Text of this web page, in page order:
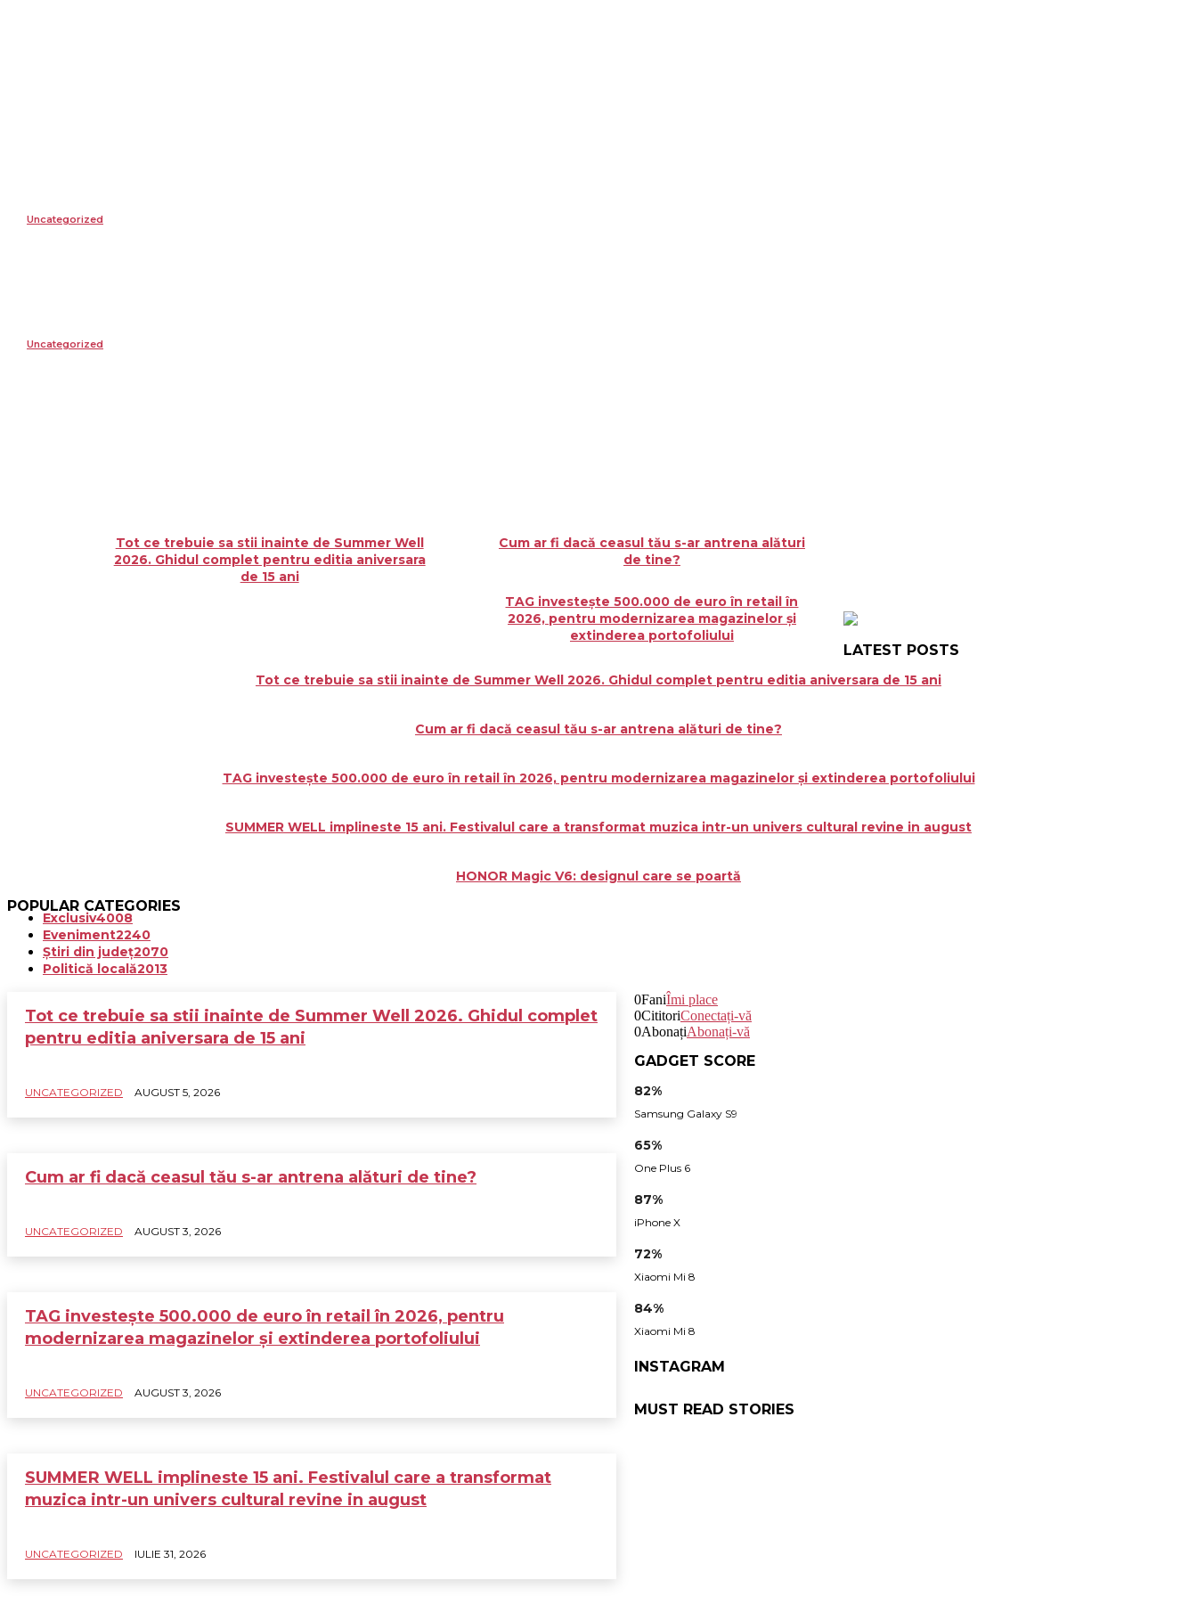
Uncategorized
Uncategorized
Tot ce trebuie sa stii inainte de Summer Well
2026. Ghidul complet pentru editia aniversara
de 15 ani
Cum ar fi dacă ceasul tău s-ar antrena alături
de tine?
TAG investește 500.000 de euro în retail în
2026, pentru modernizarea magazinelor și
extinderea portofoliului
LATEST POSTS
Tot ce trebuie sa stii inainte de Summer Well 2026. Ghidul complet pentru editia aniversara de 15 ani
Cum ar fi dacă ceasul tău s-ar antrena alături de tine?
TAG investește 500.000 de euro în retail în 2026, pentru modernizarea magazinelor și extinderea portofoliului
SUMMER WELL implineste 15 ani. Festivalul care a transformat muzica intr-un univers cultural revine in august
HONOR Magic V6: designul care se poartă
POPULAR CATEGORIES
Exclusiv4008
Eveniment2240
Știri din județ2070
Politică locală2013
Tot ce trebuie sa stii inainte de Summer Well 2026. Ghidul complet
pentru editia aniversara de 15 ani
UNCATEGORIZED AUGUST 5, 2026
Cum ar fi dacă ceasul tău s-ar antrena alături de tine?
UNCATEGORIZED AUGUST 3, 2026
TAG investește 500.000 de euro în retail în 2026, pentru
modernizarea magazinelor și extinderea portofoliului
UNCATEGORIZED AUGUST 3, 2026
SUMMER WELL implineste 15 ani. Festivalul care a transformat
muzica intr-un univers cultural revine in august
UNCATEGORIZED IULIE 31, 2026
0FaniÎmi place
0CititoriConectați-vă
0AbonațiAbonați-vă
GADGET SCORE
82%
Samsung Galaxy S9
65%
One Plus 6
87%
iPhone X
72%
Xiaomi Mi 8
84%
Xiaomi Mi 8
INSTAGRAM
MUST READ STORIES